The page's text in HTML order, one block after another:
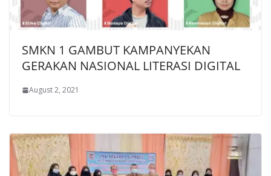
SMKN 1 GAMBUT KAMPANYEKAN
GERAKAN NASIONAL LITERASI DIGITAL
August 2, 2021